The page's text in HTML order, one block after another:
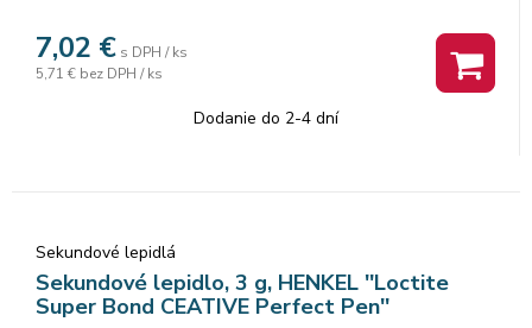
7,02 € s DPH / ks
5,71 € bez DPH / ks
Dodanie do 2-4 dní
Sekundové lepidlá
Sekundové lepidlo, 3 g, HENKEL ''Loctite
Super Bond CEATIVE Perfect Pen''